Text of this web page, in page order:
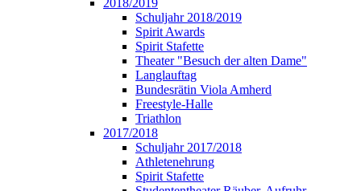
2018/2019
Schuljahr 2018/2019
Spirit Awards
Spirit Stafette
Theater "Besuch der alten Dame"
Langlauftag
Bundesrätin Viola Amherd
Freestyle-Halle
Triathlon
2017/2018
Schuljahr 2017/2018
Athletenehrung
Spirit Stafette